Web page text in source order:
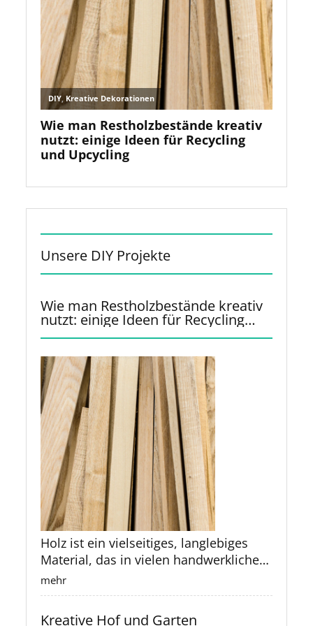
Unsere DIY Projekte
Wie man Restholzbestände kreativ
nutzt: einige Ideen für Recycling
und Upcycling
Holz ist ein vielseitiges, langlebiges
Material, das in vielen handwerklichen
und industriellen Bereichen verwendet
wird. Oft bleiben nach Projekten
mehr
Kreative Hof und Garten